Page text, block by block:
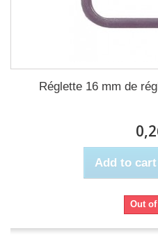
Réglette 16 mm de
Add to cart
Out